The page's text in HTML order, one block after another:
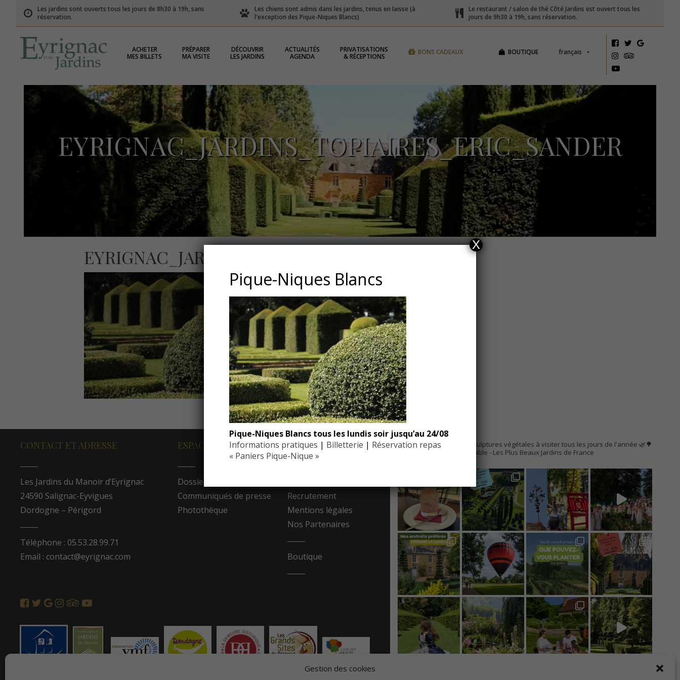
Gestion des cookies
Les jardins sont ouverts tous les jours de 8h30 à 19h, sans
réservation.
Les chiens sont admis dans les jardins, tenus en laisse (à
l'exception des Pique-Niques Blancs)
Le restaurant / salon de thé Côté Jardins est ouvert tous les
jours de 9h30 à 19h, sans réservation.
ACHETER
MES BILLETS
PRÉPARER
MA VISITE
DÉCOUVRIR
LES JARDINS
ACTUALITÉS
AGENDA
PRIVATISATIONS
& RÉCEPTIONS
français
BOUTIQUE
BONS CADEAUX
EYRIGNAC_JARDINS_TOPIAIRES_ERIC_SANDER
EYRIGNAC_JARDINS_TOPIAIRES_ERIC_SANDER
CONTACT ET ADRESSE
Les Jardins du Manoir d’Eyrignac
24590 Salignac-Eyvigues
Dordogne – Périgord
Téléphone : 05.53.28.99.71
Email : contact@eyrignac.com
ESPACE PRESSE
Dossier de presse
Communiqués de presse
Photothèque
Recrutement
Mentions légales
Nos Partenaires
Boutique
EYRIGNAC
10 hectares de sculptures végétales à visiter tous les jours de l'année 🌿🌳
- Jardin Remarquable- Les Plus Beaux Jardins de France
Pique-Niques Blancs
Pique-Niques Blancs tous les lundis soir jusqu’au 24/08
Informations pratiques | Billetterie | Réservation repas
« Paniers Pique-Nique »
X